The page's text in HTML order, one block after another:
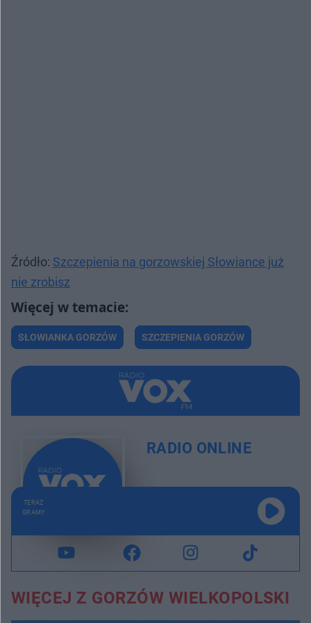
Źródło: Szczepienia na gorzowskiej Słowiance już
nie zrobisz
SŁOWIANKA GORZÓW SZCZEPIENIA GORZÓW
RADIO ONLINE
TERAZ
GRAMY
WIĘCEJ Z GORZÓW WIELKOPOLSKI